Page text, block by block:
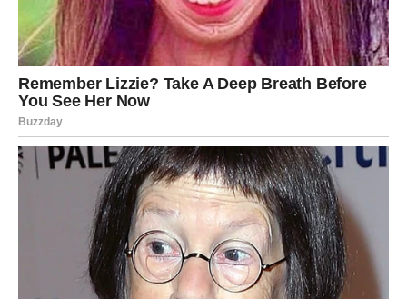
Škorpija
Škorpije ulaze u jedan od najintenzivnijih perioda ove
godine. Jun donosi ogromne promene na emotivnom
planu i ništa više neće ostati isto.
Mnogi pripadnici ovog znaka doneće odluku koja će
šokirati okolinu. Neki će prekinuti odnos koji ih dugo guši,
dok će drugi konačno priznati emocije koje kriju
mesecima.